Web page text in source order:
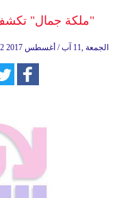
"ملكة جمال"
08:42 2017 الجمعة ,11 آب / أغسطس